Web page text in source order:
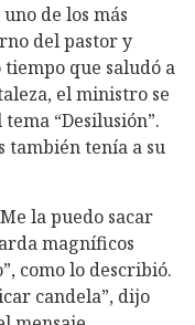
de los más
del pastor y
tiempo que saludó a
el ministro se
“Desilusión”.
también tenía a su
la puedo sacar
magníficos
como lo describió.
candela”, dijo